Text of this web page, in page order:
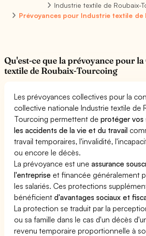
Industrie textile de Roubaix-
Prévoyances pour Industrie textile de
Qu'est-ce que la prévoyance pour
textile de Roubaix-Tourcoing
Les prévoyances collectives pour la
collective nationale Industrie textile de
Tourcoing permettent deprotéger vos
les accidents de la vie et du travail
travail temporaires, l'invalidité,
ou encore le décès.
La prévoyance est uneassurance
l'entreprise et financée généralement
les salariés. Ces protections
bénéficientd'avantages sociaux et
La protection se traduit par la
ou sa famille dans le cas d'un décès
revenu temporaire proportionnelle à